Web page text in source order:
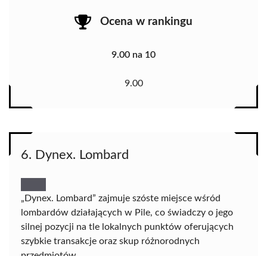
Ocena w rankingu
9.00 na 10
9.00
6. Dynex. Lombard
„Dynex. Lombard” zajmuje szóste miejsce wśród
lombardów działających w Pile, co świadczy o jego
silnej pozycji na tle lokalnych punktów oferujących
szybkie transakcje oraz skup różnorodnych